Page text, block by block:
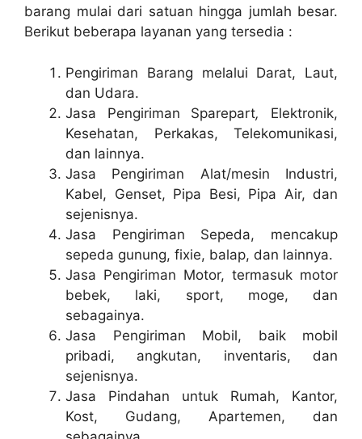
barang mulai dari satuan hingga jumlah besar.
Berikut beberapa layanan yang tersedia :
Pengiriman Barang melalui Darat, Laut,
dan Udara.
Jasa Pengiriman Sparepart,
Elektronik,
Kesehatan, Perkakas, Telekomunikasi,
dan lainnya.
Jasa Pengiriman Alat/mesin Industri,
Kabel, Genset, Pipa Besi, Pipa Air, dan
sejenisnya.
Jasa Pengiriman Sepeda, mencakup
sepeda gunung, fixie, balap, dan lainnya.
Jasa Pengiriman Motor, termasuk motor
bebek, laki, sport, moge, dan
sebagainya.
Jasa Pengiriman Mobil, baik mobil
pribadi, angkutan, inventaris, dan
sejenisnya.
Jasa Pindahan untuk Rumah, Kantor,
Kost, Gudang, Apartemen, dan